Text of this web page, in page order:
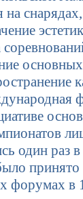
на
один раз
форумах